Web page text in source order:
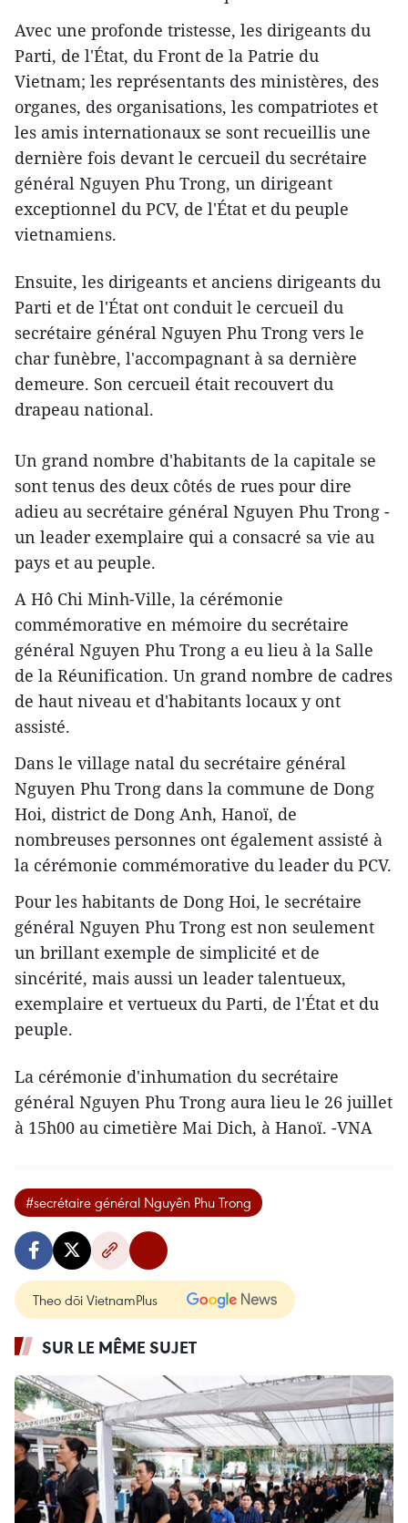
Avec une profonde tristesse, les dirigeants du
Parti, de l'État, du Front de la Patrie du
Vietnam; les représentants des ministères, des
organes, des organisations, les compatriotes et
les amis internationaux se sont recueillis une
dernière fois devant le cercueil du secrétaire
général Nguyen Phu Trong, un dirigeant
exceptionnel du PCV, de l'État et du peuple
vietnamiens.
Ensuite, les dirigeants et anciens dirigeants du
Parti et de l'État ont conduit le cercueil du
secrétaire général Nguyen Phu Trong vers le
char funèbre, l'accompagnant à sa dernière
demeure. Son cercueil était recouvert du
drapeau national.
Un grand nombre d'habitants de la capitale se
sont tenus des deux côtés de rues pour dire
adieu au secrétaire général Nguyen Phu Trong -
un leader exemplaire qui a consacré sa vie au
pays et au peuple.
A Hô Chi Minh-Ville, la cérémonie
commémorative en mémoire du secrétaire
général Nguyen Phu Trong a eu lieu à la Salle
de la Réunification. Un grand nombre de cadres
de haut niveau et d'habitants locaux y ont
assisté.
Dans le village natal du secrétaire général
Nguyen Phu Trong dans la commune de Dong
Hoi, district de Dong Anh, Hanoï, de
nombreuses personnes ont également assisté à
la cérémonie commémorative du leader du PCV.
Pour les habitants de Dong Hoi, le secrétaire
général Nguyen Phu Trong est non seulement
un brillant exemple de simplicité et de
sincérité, mais aussi un leader talentueux,
exemplaire et vertueux du Parti, de l'État et du
peuple.
La cérémonie d'inhumation du secrétaire
général Nguyen Phu Trong aura lieu le 26 juillet
à 15h00 au cimetière Mai Dich, à Hanoï. -VNA
#secrétaire général Nguyên Phu Trong
Theo dõi VietnamPlus
SUR LE MÊME SUJET